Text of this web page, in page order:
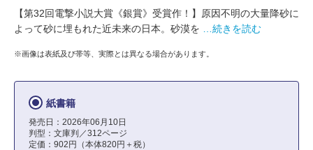
【第32回電撃小説大賞《銀賞》受賞作！】原因不明の大量降砂に
よって砂に埋もれた近未来の日本。砂漠を
…続きを読む
※画像は表紙及び帯等、実際とは異なる場合があります。
紙書籍
発売日：2026年06月10日
判型：文庫判／312ページ
定価：902円（本体820円＋税）